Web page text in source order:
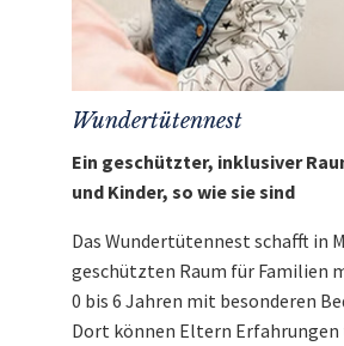
Wundertütennest
Ein geschützter, inklusiver
und Kinder, so wie sie sind
Das Wundertütennest schafft in
geschützten Raum für Familien
0 bis 6 Jahren mit besonderen
Dort können Eltern Erfahrungen